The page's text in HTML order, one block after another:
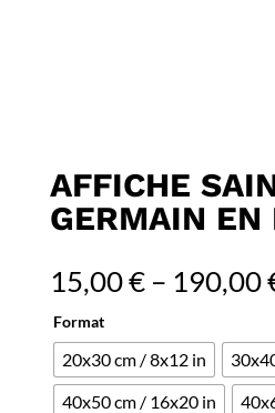
AFFICHE
GERMAIN EN
15,00€– 190,00
Format
20x30 cm / 8x12 in
40x50 cm / 16x20 in